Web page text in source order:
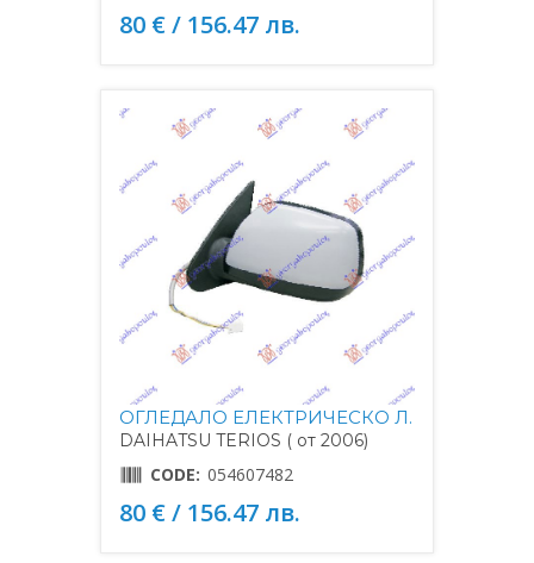
80 € / 156.47 лв.
ОГЛЕДАЛО ЕЛЕКТРИЧЕСКО Л.
DAIHATSU TERIOS ( от 2006)
CODE: 054607482
80 € / 156.47 лв.